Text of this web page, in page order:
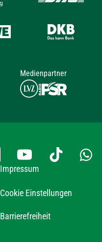
Medienpartner
Impressum
Cookie Einstellungen
Barrierefreiheit